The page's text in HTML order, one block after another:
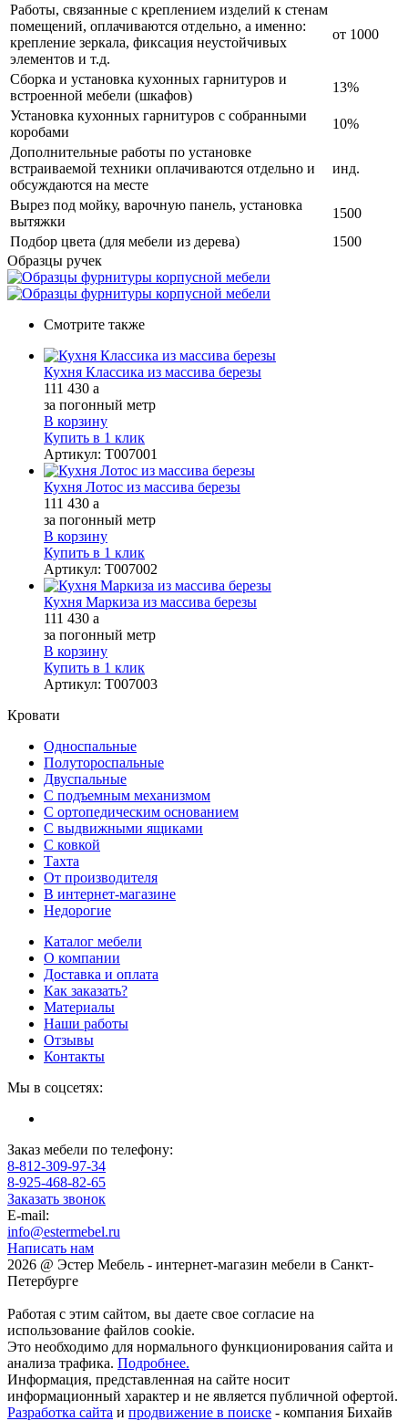
Работы, связанные с креплением изделий к стенам
помещений, оплачиваются отдельно, а именно:
крепление зеркала, фиксация неустойчивых
элементов и т.д.
от 1000
Сборка и установка кухонных гарнитуров и
встроенной мебели (шкафов)
13%
Установка кухонных гарнитуров с собранными
коробами
10%
Дополнительные работы по установке
встраиваемой техники оплачиваются отдельно и
обсуждаются на месте
инд.
Вырез под мойку, варочную панель, установка
вытяжки
1500
Подбор цвета (для мебели из дерева)
1500
Образцы ручек
Смотрите также
Кухня Классика из массива березы
111 430 a
за погонный метр
В корзину
Купить в 1 клик
Артикул: Т007001
Кухня Лотос из массива березы
111 430 a
за погонный метр
В корзину
Купить в 1 клик
Артикул: Т007002
Кухня Маркиза из массива березы
111 430 a
за погонный метр
В корзину
Купить в 1 клик
Артикул: Т007003
Кровати
Односпальные
Полутороспальные
Двуспальные
С подъемным механизмом
С ортопедическим основанием
С выдвижными ящиками
С ковкой
Тахта
От производителя
В интернет-магазине
Недорогие
Каталог мебели
О компании
Доставка и оплата
Как заказать?
Материалы
Наши работы
Отзывы
Контакты
Мы в соцсетях:
Заказ мебели по телефону:
8-812-309-97-34
8-925-468-82-65
Заказать звонок
E-mail:
info@estermebel.ru
Написать нам
2026 @ Эстер Мебель - интернет-магазин мебели в Санкт-
Петербурге
Работая с этим сайтом, вы даете свое согласие на
использование файлов cookie.
Это необходимо для нормального функционирования сайта и
анализа трафика. Подробнее.
Информация, представленная на сайте носит
информационный характер и не является публичной офертой.
Разработка сайта и продвижение в поиске - компания Бихайв